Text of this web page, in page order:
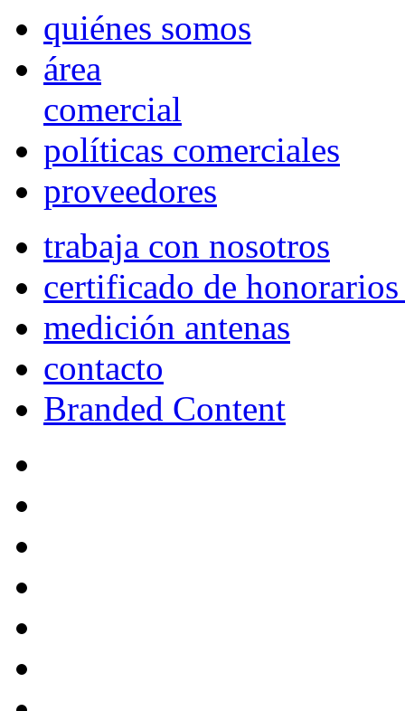
quiénes somos
área
comercial
políticas comerciales
proveedores
trabaja con nosotros
certificado de
medición antenas
contacto
Branded Content